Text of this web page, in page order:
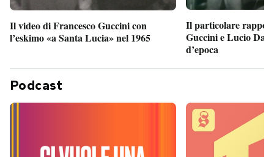
Il video di Francesco Guccini con
l’eskimo «a Santa Lucia» nel 1965
Il particolare
Guccini e Lucio
d’epoca
Podcast